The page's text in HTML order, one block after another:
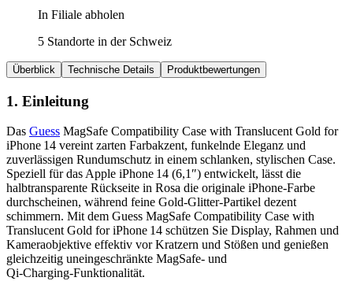
In Filiale abholen
5 Standorte in der Schweiz
Überblick Technische Details Produktbewertungen
1. Einleitung
Das Guess MagSafe Compatibility Case with Translucent Gold for
iPhone 14 vereint zarten Farb­akzent, funkelnde Eleganz und
zuverlässigen Rundumschutz in einem schlanken, stylischen Case.
Speziell für das Apple iPhone 14 (6,1″) entwickelt, lässt die
halbtransparente Rückseite in Rosa die originale iPhone‑Farbe
durchscheinen, während feine Gold‑Glitter‑Partikel dezent
schimmern. Mit dem Guess MagSafe Compatibility Case with
Translucent Gold for iPhone 14 schützen Sie Display, Rahmen und
Kameraobjektive effektiv vor Kratzern und Stößen und genießen
gleichzeitig uneingeschränkte MagSafe‑ und
Qi‑Charging‑Funktionalität.